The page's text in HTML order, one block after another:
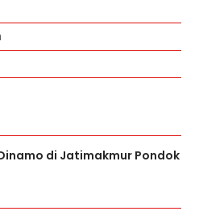
di Jatimakmur Pondok